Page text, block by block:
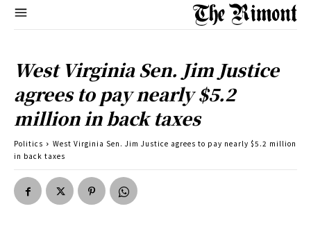
West Virginia Sen. Jim Justice
agrees to pay nearly $5.2
million in back taxes
Politics
West Virginia Sen. Jim Justice agrees to pay nearly $5.2 million
in back taxes